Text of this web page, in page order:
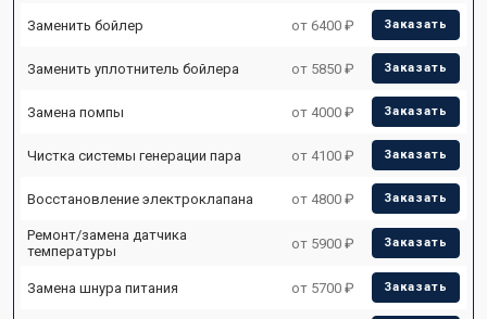
Заменить бойлер от 6400 ₽ Заказать
Заменить уплотнитель бойлера от 5850 ₽ Заказать
Замена помпы от 4000 ₽ Заказать
Чистка системы генерации пара от 4100 ₽ Заказать
Восстановление электроклапана от 4800 ₽ Заказать
Ремонт/замена датчика
температуры
от 5900 ₽ Заказать
Замена шнура питания от 5700 ₽ Заказать